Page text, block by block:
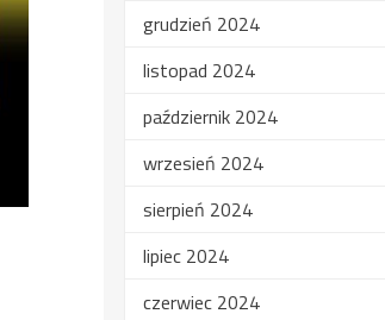
grudzień 2024
listopad 2024
październik 2024
wrzesień 2024
sierpień 2024
lipiec 2024
czerwiec 2024